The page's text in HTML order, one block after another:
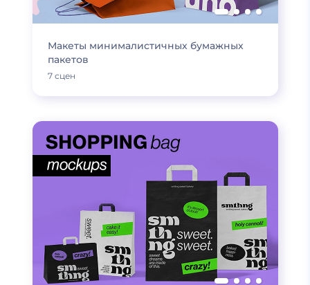
Макеты минималистичных бумажных
пакетов
7 сцен